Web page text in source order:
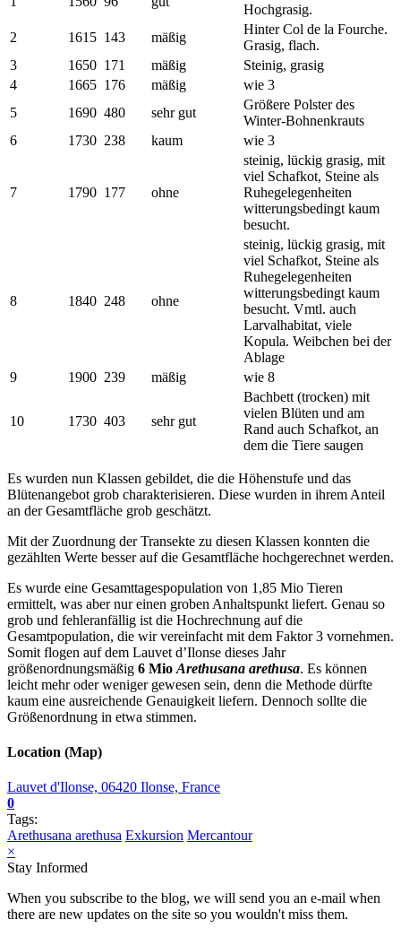
Hochgrasig.
2
1615 143 mäßig
Hinter Col de la Fourche.
Grasig, flach.
3
1650 171 mäßig
Steinig, grasig
4
1665 176 mäßig
wie 3
5
1690 480 sehr gut
Größere Polster des
Winter-Bohnenkrauts
6
1730 238 kaum wie 3
7 1790 177 ohne
steinig, lückig grasig, mit
viel Schafkot, Steine als
Ruhegelegenheiten
witterungsbedingt kaum
besucht.
8 1840 248 ohne
steinig, lückig grasig, mit
viel Schafkot, Steine als
Ruhegelegenheiten
witterungsbedingt kaum
besucht. Vmtl. auch
Larvalhabitat, viele
Kopula. Weibchen bei der
Ablage
9
1900 239 mäßig wie 8
10 1730 403 sehr gut
Bachbett (trocken) mit
vielen Blüten und am
Rand auch Schafkot, an
dem die Tiere saugen
Es wurden nun Klassen gebildet, die die Höhenstufe und das
Blütenangebot grob charakterisieren. Diese wurden in ihrem Anteil
an der Gesamtfläche grob geschätzt.
Mit der Zuordnung der Transekte zu diesen Klassen konnten die
gezählten Werte besser auf die Gesamtfläche hochgerechnet werden.
Es wurde eine Gesamttagespopulation von 1,85 Mio Tieren
ermittelt, was aber nur einen groben Anhaltspunkt liefert. Genau so
grob und fehleranfällig ist die Hochrechnung auf die
Gesamtpopulation, die wir vereinfacht mit dem Faktor 3 vornehmen.
Somit flogen auf dem Lauvet d’Ilonse dieses Jahr
größenordnungsmäßig 6 Mio Arethusana arethusa. Es können
leicht mehr oder weniger gewesen sein, denn die Methode dürfte
kaum eine ausreichende Genauigkeit liefern. Dennoch sollte die
Größenordnung in etwa stimmen.
Location (Map)
Lauvet d'Ilonse, 06420 Ilonse, France
0
Tags:
Arethusana arethusa Exkursion Mercantour
×
Stay Informed
When you subscribe to the blog, we will send you an e-mail when
there are new updates on the site so you wouldn't miss them.